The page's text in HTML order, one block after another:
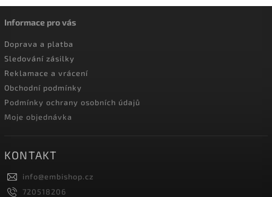
Informace pro vás
Doprava a platba
Sledování zásilky
Reklamace a vrácení
Obchodní podmínky
Podmínky ochrany osobních údajů
Moje objednávka
KONTAKT
info@embishop.cz
720518206